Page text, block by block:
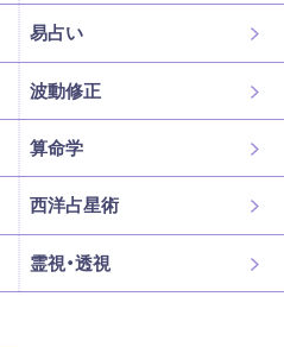
易占い
波動修正
算命学
西洋占星術
霊視・透視